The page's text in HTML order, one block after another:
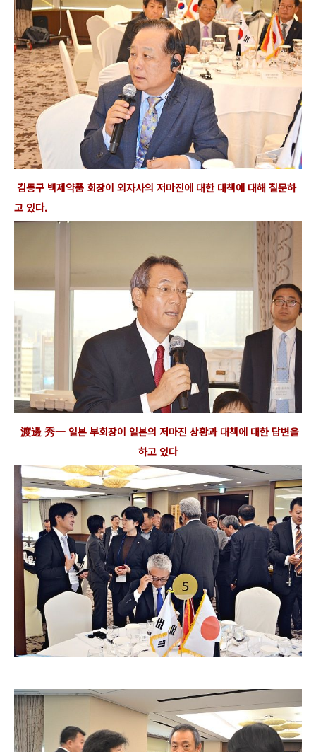
김동구 백제약품 회장이 외자사의 저마진에 대한 대책에 대해 질문하
고 있다.
渡邊 秀一 일본 부회장이 일본의 저마진 상황과대책에 대한 답변을
하고 있다